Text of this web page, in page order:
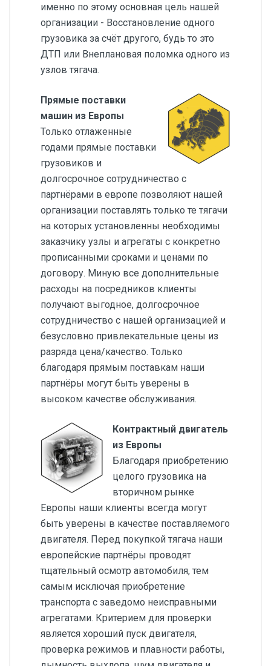
именно по этому основная цель нашей
организации - Восстановление одного
грузовика за счёт другого, будь то это
ДТП или Внеплановая поломка одного из
узлов тягача.
Прямые поставки
машин из Европы
Только отлаженные
годами прямые поставки
грузовиков и
долгосрочное сотрудничество с
партнёрами в европе позволяют нашей
организации поставлять только те тягачи
на которых установленны необходимы
заказчику узлы и агрегаты с конкретно
прописанными сроками и ценами по
договору. Миную все дополнительные
расходы на посредников клиенты
получают выгодное, долгосрочное
сотрудничество с нашей организацией и
безусловно привлекательные цены из
разряда цена/качество. Только
благодаря прямым поставкам наши
партнёры могут быть уверены в
высоком качестве обслуживания.
Контрактный двигатель
из Европы
Благодаря приобретению
целого грузовика на
вторичном рынке
Европы наши клиенты всегда могут
быть уверены в качестве поставляемого
двигателя. Перед покупкой тягача наши
европейские партнёры проводят
тщательный осмотр автомобиля, тем
самым исключая приобретение
транспорта с заведомо неисправными
агрегатами. Критерием для проверки
является хороший пуск двигателя,
проверка режимов и плавности работы,